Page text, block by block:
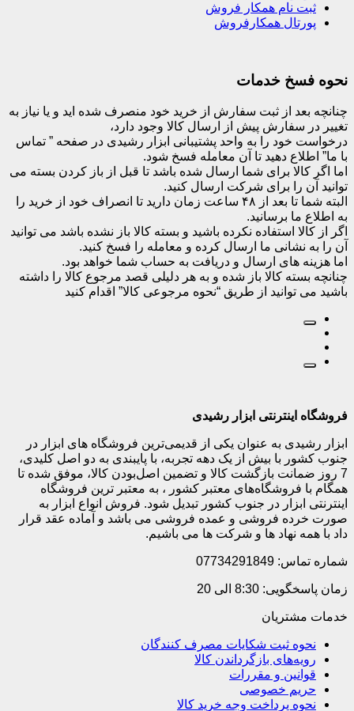
ثبت نام همکار فروش
پورتال همکارفروش
نحوه فسخ خدمات
چنانچه بعد از ثبت سفارش از خرید خود منصرف شده اید و یا نیاز به
تغییر در سفارش پیش از ارسال کالا وجود دارد،
درخواست خود را به واحد پشتیبانی ابزار رشیدی در صفحه ” تماس
با ما” اطلاع دهید تا آن معامله فسخ شود.
اما اگر کالا برای شما ارسال شده باشد تا قبل از باز کردن بسته می
توانید آن را برای شرکت ارسال کنید.
البته شما تا بعد از ۴۸ ساعت زمان دارید تا انصراف خود از خرید را
به اطلاع ما برسانید.
اگر از کالا استفاده نکرده باشید و بسته کالا باز نشده باشد می توانید
آن را به نشانی ما ارسال کرده و معامله را فسخ کنید.
اما هزینه های ارسال و دریافت به حساب شما خواهد بود.
چنانچه بسته کالا باز شده و به هر دلیلی قصد مرجوع کالا را داشته
باشید می توانید از طریق “نحوه مرجوعی کالا” اقدام کنید
فروشگاه اینترنتی ابزار رشیدی
ابزار رشیدی به عنوان یکی از قدیمی‌ترین فروشگاه های ابزار در
جنوب کشور با بیش از یک دهه تجربه، با پایبندی به دو اصل کلیدی،
7 روز ضمانت بازگشت کالا و تضمین اصل‌بودن کالا، موفق شده تا
همگام با فروشگاه‌های معتبر کشور ، به معتبر ترین فروشگاه
اینترنتی ابزار در جنوب کشور تبدیل شود. فروش انواع ابزار به
صورت خرده فروشی و عمده فروشی می باشد و آماده عقد قرار
داد با همه نهاد ها و شرکت ها می باشیم.
شماره تماس: 07734291849
زمان پاسخگویی: 8:30 الی 20
خدمات مشتریان
نحوه ثبت شکایات مصرف کنندگان
رویه‌های بازگرداندن کالا
قوانین و مقررات
حریم خصوصی
نحوه پرداخت وجه خرید کالا